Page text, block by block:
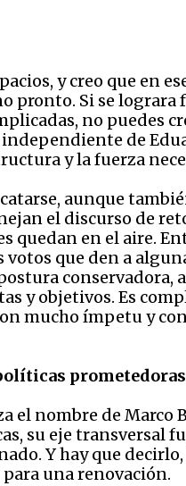
y creo que en
pronto. Si se
no puedes
de
y la fuerza
aunque
el discurso de
quedan en el aire.
que den a
y objetivos. Es
mucho ímpetu y
prometedoras
el nombre de Marco
su eje transversal
Y hay que
una renovación.